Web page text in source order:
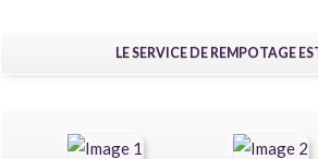
LE SERVICE DE REMPOTAGE